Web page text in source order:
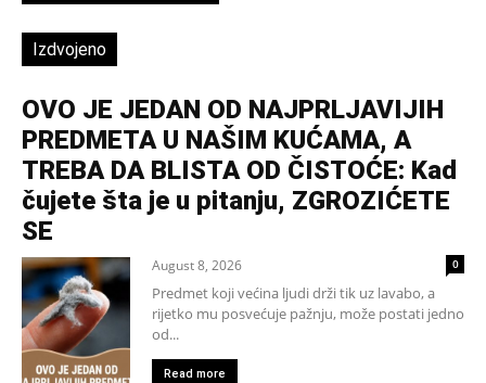
Izdvojeno
OVO JE JEDAN OD NAJPRLJAVIJIH
PREDMETA U NAŠIM KUĆAMA, A
TREBA DA BLISTA OD ČISTOĆE: Kad
čujete šta je u pitanju, ZGROZIĆETE
SE
August 8, 2026 0
Predmet koji većina ljudi drži tik uz lavabo, a
rijetko mu posvećuje pažnju, može postati jedno
od...
Read more